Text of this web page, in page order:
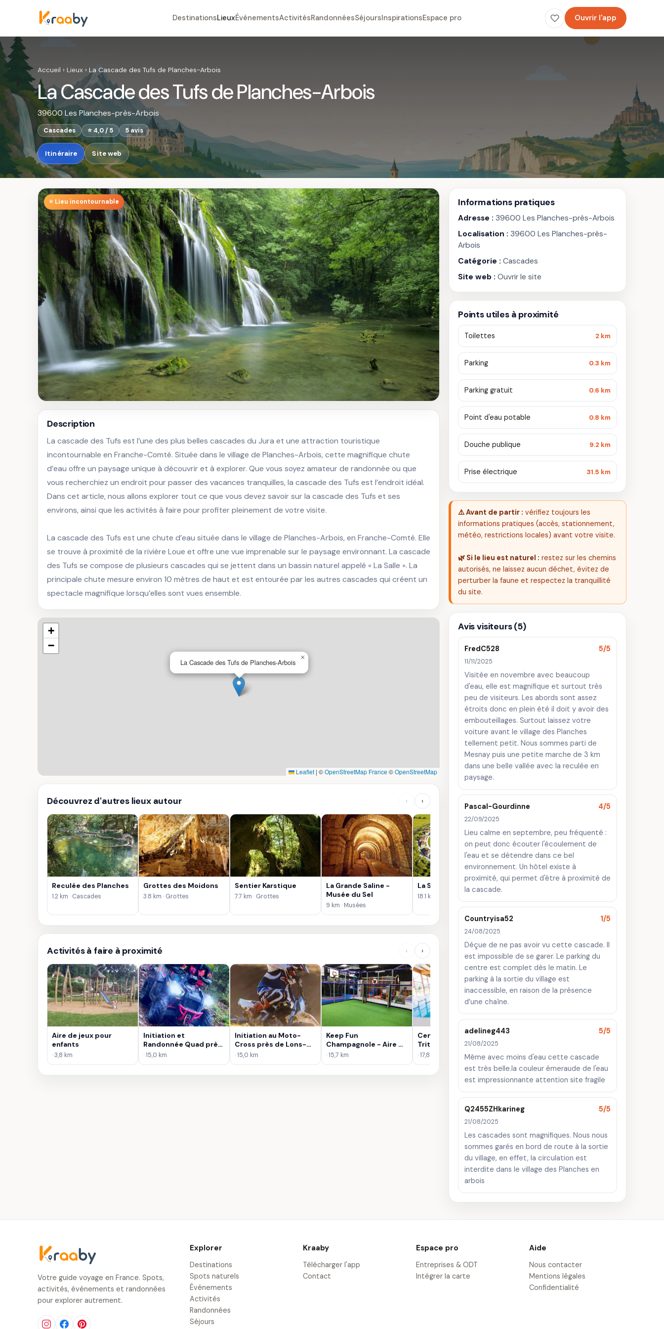
DestinationsLieuxÉvénementsActivitésRandonnéesSéjoursInspirationsEspace pro Ouvrir l'app
Accueil › Lieux › La Cascade des Tufs de Planches-Arbois
La Cascade des Tufs de Planches-Arbois
39600 Les Planches-près-Arbois
Cascades ⭐ 4,0 / 5 5 avis
Itinéraire Site web
⭐ Lieu incontournable
Description
La cascade des Tufs est l’une des plus belles cascades du Jura et une attraction touristique
incontournable en Franche-Comté. Située dans le village de Planches-Arbois, cette magnifique chute
d’eau offre un paysage unique à découvrir et à explorer. Que vous soyez amateur de randonnée ou que
vous recherchiez un endroit pour passer des vacances tranquilles, la cascade des Tufs est l’endroit idéal.
Dans cet article, nous allons explorer tout ce que vous devez savoir sur la cascade des Tufs et ses
environs, ainsi que les activités à faire pour profiter pleinement de votre visite.
La cascade des Tufs est une chute d’eau située dans le village de Planches-Arbois, en Franche-Comté. Elle
se trouve à proximité de la rivière Loue et offre une vue imprenable sur le paysage environnant. La cascade
des Tufs se compose de plusieurs cascades qui se jettent dans un bassin naturel appelé « La Salle ». La
principale chute mesure environ 10 mètres de haut et est entourée par les autres cascades qui créent un
spectacle magnifique lorsqu’elles sont vues ensemble.
La Cascade des Tufs de Planches-Arbois
×
+
−
Leaflet | ©OpenStreetMap France©OpenStreetMap
Découvrez d'autres lieux autour ‹ ›
Reculée des Planches
1.2 km · Cascades
Grottes des Moidons
3.8 km · Grottes
Sentier Karstique
7.7 km · Grottes
La Grande Saline -
Musée du Sel
9 km · Musées
La Saline Royale
18.1 km · Monuments
Activités à faire à proximité ‹ ›
Aire de jeux pour
enfants
· 3,8 km
Initiation et
Randonnée Quad près
de Lons-le-Saunier
· 15,0 km
Initiation au Moto-
Cross près de Lons-
le-Saunier
· 15,0 km
Keep Fun
Champagnole - Aire de
jeux
· 15,7 km
Centre aquatique les
Tritons
· 17,8 km
Stage de Pêche
· 18,0 km
Informations pratiques
Adresse : 39600 Les Planches-près-Arbois
Localisation : 39600 Les Planches-près-
Arbois
Catégorie : Cascades
Site web : Ouvrir le site
Points utiles à proximité
Toilettes 2 km
Parking 0.3 km
Parking gratuit 0.6 km
Point d'eau potable 0.8 km
Douche publique 9.2 km
Prise électrique 31.5 km
⚠️ Avant de partir : vérifiez toujours les
informations pratiques (accès, stationnement,
météo, restrictions locales) avant votre visite.
🌿 Si le lieu est naturel : restez sur les chemins
autorisés, ne laissez aucun déchet, évitez de
perturber la faune et respectez la tranquillité
du site.
Avis visiteurs (5)
FredC528 5/5
11/11/2025
Visitée en novembre avec beaucoup
d'eau, elle est magnifique et surtout très
peu de visiteurs. Les abords sont assez
étroits donc en plein été il doit y avoir des
embouteillages. Surtout laissez votre
voiture avant le village des Planches
tellement petit. Nous sommes parti de
Mesnay puis une petite marche de 3 km
dans une belle vallée avec la reculée en
paysage.
Pascal-Gourdinne 4/5
22/09/2025
Lieu calme en septembre, peu fréquenté :
on peut donc écouter l'écoulement de
l'eau et se détendre dans ce bel
environnement. Un hôtel existe à
proximité, qui permet d'être à proximité de
la cascade.
Countryisa52 1/5
24/08/2025
Déçue de ne pas avoir vu cette cascade. Il
est impossible de se garer. Le parking du
centre est complet dès le matin. Le
parking à la sortie du village est
inaccessible, en raison de la présence
d’une chaîne.
adelineg443 5/5
21/08/2025
Même avec moins d'eau cette cascade
est très belle.la couleur émeraude de l'eau
est impressionnante attention site fragile
Q2455ZHkarineg 5/5
21/08/2025
Les cascades sont magnifiques. Nous nous
sommes garés en bord de route à la sortie
du village, en effet, la circulation est
interdite dans le village des Planches en
arbois
Votre guide voyage en France. Spots,
activités, événements et randonnées
pour explorer autrement.
Explorer
Destinations
Spots naturels
Événements
Activités
Randonnées
Séjours
Kraaby
Télécharger l'app
Contact
Espace pro
Entreprises & ODT
Intégrer la carte
Aide
Nous contacter
Mentions légales
Confidentialité